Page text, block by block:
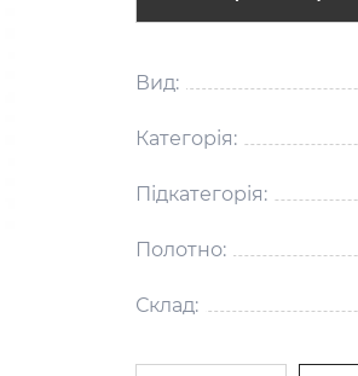
Вид:
Категорія:
Підкатегорія:
Полотно:
Склад: